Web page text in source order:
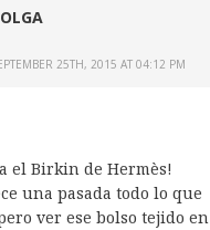
OLGA
25TH, 2015 AT 04:12 PM
el Birkin de Hermès!
una pasada todo lo que
ver ese bolso tejido en